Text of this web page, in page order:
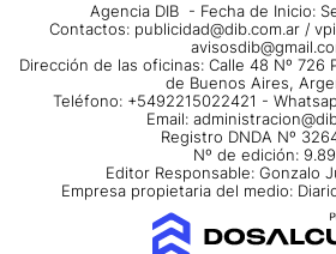
Agencia DIB - Fecha de Inicio:
Contactos: publicidad@dib.com.ar /
Dirección de las oficinas: Calle 48 Nº 726
de Buenos Aires,
Teléfono: +5492215022421 -
Email:
Registro DNDA Nº
Nº de edición:
Editor Responsable: Gonzalo
Empresa propietaria del medio: